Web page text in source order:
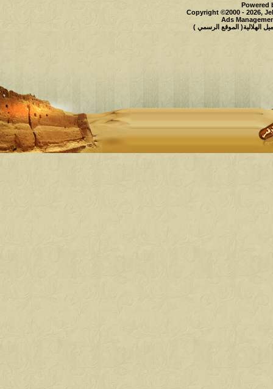
Powered
Copyright ©2000 - 2026,
Ads
الهلالية( الموقع الرسمي )